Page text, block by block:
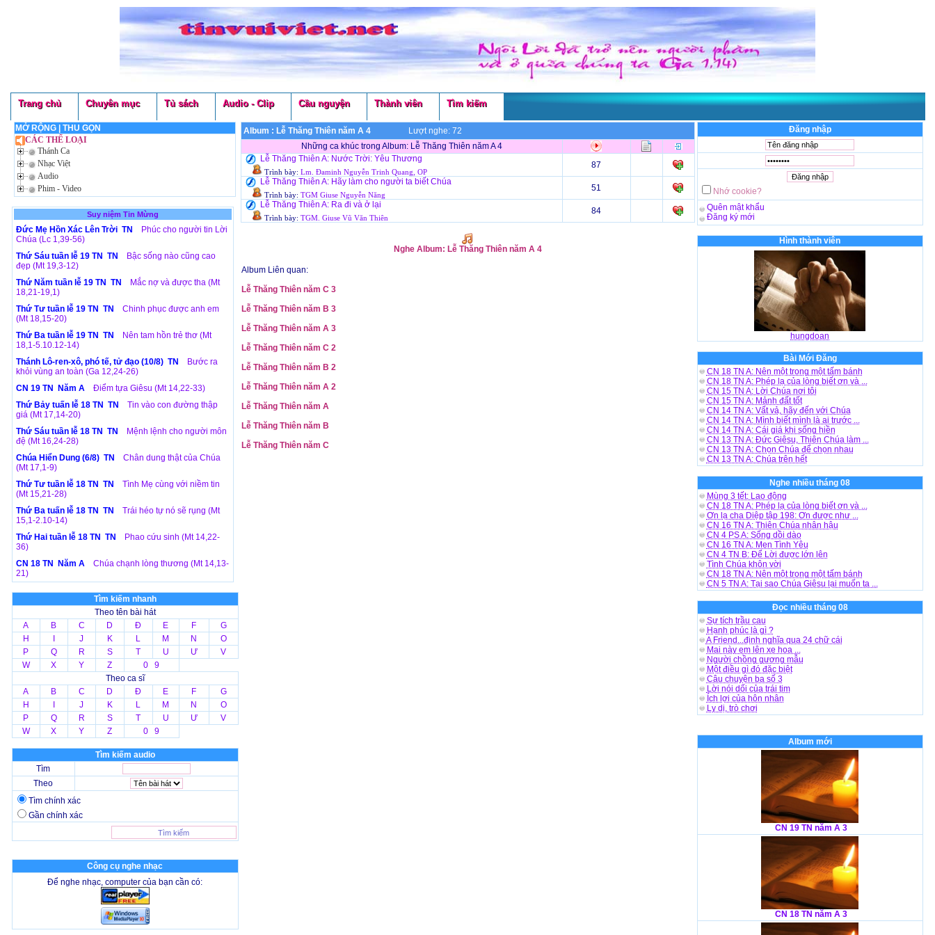
Trang chủ Chuyên mục Tủ sách Audio - Clip Cầu nguyện Thành viên Tìm kiếm
MỞ RỘNG
THU GỌN
CÁC THỂ LOẠI
Thánh Ca
Nhạc Việt
Audio
Phim - Video
Suy niệm Tin Mừng
Đức Mẹ Hồn Xác Lên Trời TN
Phúc cho người tin Lời
Chúa (Lc 1,39-56)
Thứ Sáu tuần lễ 19 TN TN
Bậc sống nào cũng cao
đẹp (Mt 19,3-12)
Thứ Năm tuần lễ 19 TN TN
Mắc nợ và được tha (Mt
18,21-19,1)
Thứ Tư tuần lễ 19 TN TN
Chinh phục được anh em
(Mt 18,15-20)
Thứ Ba tuần lễ 19 TN TN
Nên tam hồn trẻ thơ (Mt
18,1-5.10.12-14)
Thánh Lô-ren-xô, phó tế, tử đạo (10/8) TN
Bước ra
khỏi vùng an toàn (Ga 12,24-26)
CN 19 TN Năm A
Điểm tựa Giêsu (Mt 14,22-33)
Thứ Bảy tuấn lễ 18 TN TN
Tin vào con đường thập
giá (Mt 17,14-20)
Thứ Sáu tuần lễ 18 TN TN
Mệnh lệnh cho người môn
đệ (Mt 16,24-28)
Chúa Hiển Dung (6/8) TN
Chân dung thật của Chúa
(Mt 17,1-9)
Thứ Tư tuần lễ 18 TN TN
Tình Mẹ cùng với niềm tin
(Mt 15,21-28)
Thứ Ba tuấn lễ 18 TN TN
Trái héo tự nó sẽ rụng (Mt
15,1-2.10-14)
Thứ Hai tuần lễ 18 TN TN
Phao cứu sinh (Mt 14,22-
36)
CN 18 TN Năm A
Chúa chạnh lòng thương (Mt 14,13-
21)
Tìm kiếm nhanh
Theo tên bài hát
A
B C D Đ E F
G
H
J K L M N
O
P
Q R S T U Ư
V
W
X Y Z
0 9
Theo ca sĩ
A
B C D Đ E F
G
H
J K L M N
O
P
Q R S T U Ư
V
W
X Y Z 0 9
Tìm kiếm audio
Tìm
Theo
Tìm chính xác
Gần chính xác
Công cụ nghe nhạc
Để nghe nhạc, computer của bạn cần có:
Album : Lễ Thăng Thiên năm A 4
Lượt nghe: 72
Những ca khúc trong Album: Lễ Thăng Thiên năm A 4
Lễ Thăng Thiên A: Nước Trời: Yêu Thương
Trình bày: Lm. Đaminh Nguyễn Trinh Quang, OP
87
Lễ Thăng Thiên A: Hãy làm cho người ta biết Chúa
Trình bày: TGM Giuse Nguyễn Năng
51
Lễ Thăng Thiên A: Ra đi và ở lại
Trình bày: TGM. Giuse Vũ Văn Thiên
84
Nghe Album: Lễ Thăng Thiên năm A 4
Album Liên quan:
Lễ Thăng Thiên năm C 3
Lễ Thăng Thiên năm B 3
Lễ Thăng Thiên năm A 3
Lễ Thăng Thiên năm C 2
Lễ Thăng Thiên năm B 2
Lễ Thăng Thiên năm A 2
Lễ Thăng Thiên năm A
Lễ Thăng Thiên năm B
Lễ Thăng Thiên năm C
Đăng nhập
Nhớ cookie?
Quên mật khẩu
Đăng ký mới
Hình thành viên
hungdoan
Bài Mới Đăng
CN 18 TN A: Nên một trong một tấm bánh
CN 18 TN A: Phép lạ của lòng biết ơn và ...
CN 15 TN A: Lời Chúa nơi tôi
CN 15 TN A: Mảnh đất tốt
CN 14 TN A: Vất vả, hãy đến với Chúa
CN 14 TN A: Mình biết mình là ai trước ...
CN 14 TN A: Cái giá khi sống hiền
CN 13 TN A: Đức Giêsu, Thiên Chúa làm ...
CN 13 TN A: Chọn Chúa để chọn nhau
CN 13 TN A: Chúa trên hết
Nghe nhiều tháng 08
Mùng 3 tết: Lao động
CN 18 TN A: Phép lạ của lòng biết ơn và ...
Ơn lạ cha Diệp tập 198: Ơn được như ...
CN 16 TN A: Thiên Chúa nhân hậu
CN 4 PS A: Sống dồi dào
CN 16 TN A: Men Tình Yêu
CN 4 TN B: Để Lời được lớn lên
Tình Chúa khôn vời
CN 18 TN A: Nên một trong một tấm bánh
CN 5 TN A: Tại sao Chúa Giêsu lại muốn ta ...
Đọc nhiều tháng 08
Sự tích trầu cau
Hạnh phúc là gì ?
A Friend...định nghĩa qua 24 chữ cái
Mai này em lên xe hoa ...
Người chồng gương mẫu
Một điều gì đó đặc biệt
Câu chuyện ba số 3
Lời nói dối của trái tim
Ích lợi của hôn nhân
Ly dị, trò chơi
Album mới
CN 19 TN năm A 3
CN 18 TN năm A 3